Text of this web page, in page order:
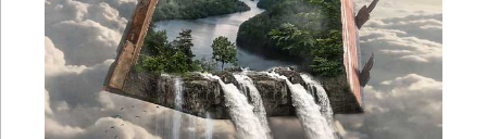
Infos
Divers